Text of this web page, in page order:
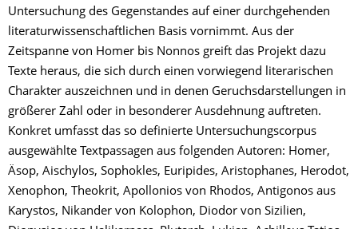
Untersuchung des Gegenstandes auf einer durchgehenden
literaturwissenschaftlichen Basis vornimmt. Aus der
Zeitspanne von Homer bis Nonnos greift das Projekt dazu
Texte heraus, die sich durch einen vorwiegend literarischen
Charakter auszeichnen und in denen Geruchsdarstellungen in
größerer Zahl oder in besonderer Ausdehnung auftreten.
Konkret umfasst das so definierte Untersuchungscorpus
ausgewählte Textpassagen aus folgenden Autoren: Homer,
Äsop, Aischylos, Sophokles, Euripides, Aristophanes, Herodot,
Xenophon, Theokrit, Apollonios von Rhodos, Antigonos aus
Karystos, Nikander von Kolophon, Diodor von Sizilien,